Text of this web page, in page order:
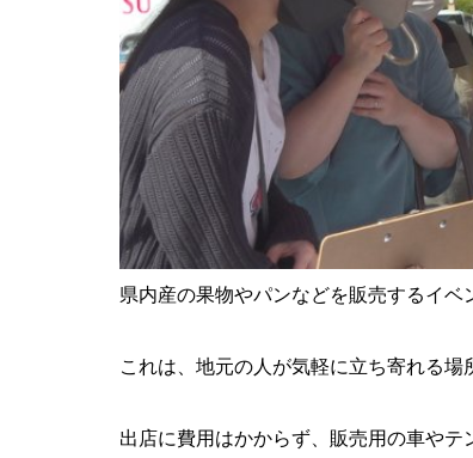
県内産の果物やパンなどを販売するイベ
これは、地元の人が気軽に立ち寄れる場
出店に費用はかからず、販売用の車やテ